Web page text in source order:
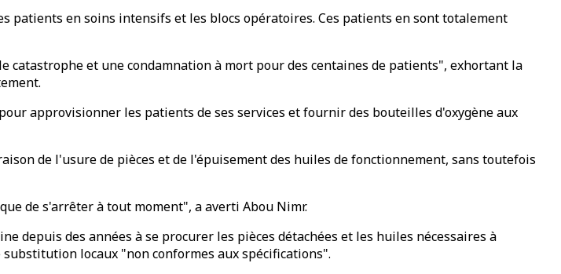
patients en soins intensifs et les blocs opératoires. Ces patients en sont totalement
et une condamnation à mort pour des centaines de patients", exhortant la
approvisionner les patients de ses services et fournir des bouteilles d'oxygène aux
de l'usure de pièces et de l'épuisement des huiles de fonctionnement, sans toutefois
de s'arrêter à tout moment", a averti Abou Nimr.
depuis des années à se procurer les pièces détachées et les huiles nécessaires à
locaux "non conformes aux spécifications".